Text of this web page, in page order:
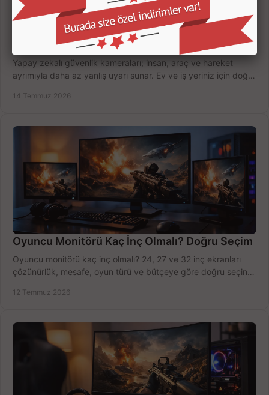
Yapay Zekalı Güvenlik Kameraları Nasıl Seçilir?
Yapay zekalı güvenlik kameraları; insan, araç ve hareket
ayrımıyla daha az yanlış uyarı sunar. Ev ve iş yeriniz için doğru
14 Temmuz 2026
Oyuncu Monitörü Kaç İnç Olmalı? Doğru Seçim
Oyuncu monitörü kaç inç olmalı? 24, 27 ve 32 inç ekranları
çözünürlük, mesafe, oyun türü ve bütçeye göre doğru seçin,
12 Temmuz 2026